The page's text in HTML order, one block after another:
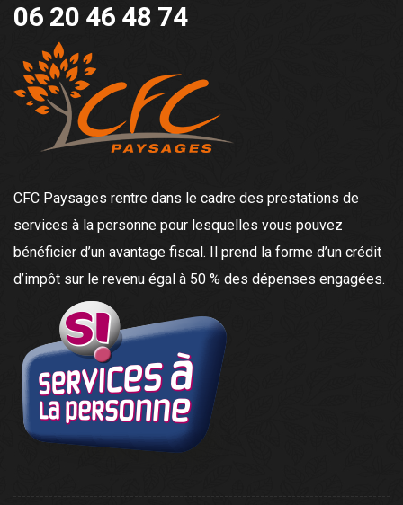
06 20 46 48 74
CFC Paysages rentre dans le cadre des prestations de
services à la personne pour lesquelles vous pouvez
bénéficier d’un avantage fiscal. Il prend la forme d’un crédit
d’impôt sur le revenu égal à 50 % des dépenses engagées.